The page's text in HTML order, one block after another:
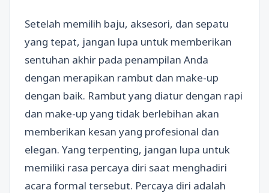
Setelah memilih baju, aksesori, dan sepatu
yang tepat, jangan lupa untuk memberikan
sentuhan akhir pada penampilan Anda
dengan merapikan rambut dan make-up
dengan baik. Rambut yang diatur dengan rapi
dan make-up yang tidak berlebihan akan
memberikan kesan yang profesional dan
elegan. Yang terpenting, jangan lupa untuk
memiliki rasa percaya diri saat menghadiri
acara formal tersebut. Percaya diri adalah